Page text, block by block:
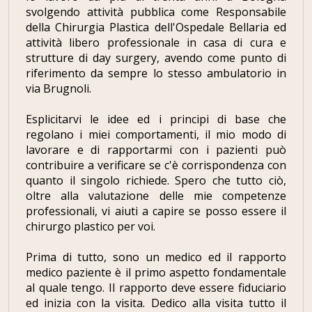
svolgendo attività pubblica come Responsabile
della Chirurgia Plastica dell'Ospedale Bellaria ed
attività libero professionale in casa di cura e
strutture di day surgery, avendo come punto di
riferimento da sempre lo stesso ambulatorio in
via Brugnoli.
Esplicitarvi le idee ed i principi di base che
regolano i miei comportamenti, il mio modo di
lavorare e di rapportarmi con i pazienti può
contribuire a verificare se c'è corrispondenza con
quanto il singolo richiede. Spero che tutto ciò,
oltre alla valutazione delle mie competenze
professionali, vi aiuti a capire se posso essere il
chirurgo plastico per voi.
Prima di tutto, sono un medico ed il rapporto
medico paziente è il primo aspetto fondamentale
al quale tengo. Il rapporto deve essere fiduciario
ed inizia con la visita. Dedico alla visita tutto il